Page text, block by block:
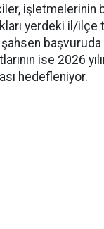
işletmelerinin
yerdeki il/ilçe
ise 2026
hedefleniyor.